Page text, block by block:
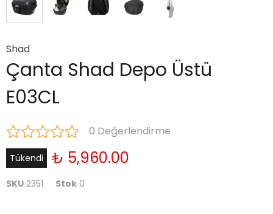
Shad
Çanta Shad Depo Üstü
E03CL
0 Değerlendirme
Tükendi ₺ 5,960.00
SKU 2351 Stok 0